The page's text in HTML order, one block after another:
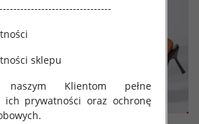
sklepu
naszym Klientom pełne
ich prywatności oraz ochronę